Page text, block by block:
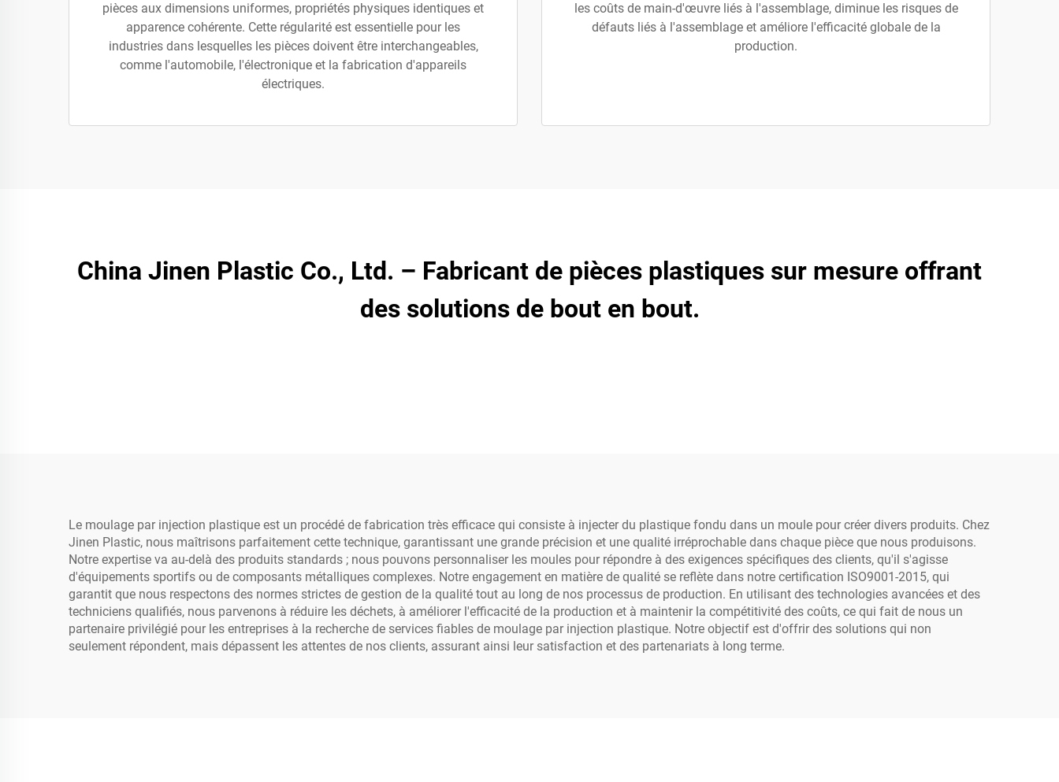
pièces aux dimensions uniformes, propriétés physiques identiques et
apparence cohérente. Cette régularité est essentielle pour les
industries dans lesquelles les pièces doivent être interchangeables,
comme l'automobile, l'électronique et la fabrication d'appareils
électriques.
les coûts de main-d'œuvre liés à l'assemblage, diminue les risques de
défauts liés à l'assemblage et améliore l'efficacité globale de la
production.
China Jinen Plastic Co., Ltd. – Fabricant de pièces plastiques sur mesure offrant
des solutions de bout en bout.
Le moulage par injection plastique est un procédé de fabrication très efficace qui consiste à injecter du plastique fondu dans un moule pour créer divers produits. Chez
Jinen Plastic, nous maîtrisons parfaitement cette technique, garantissant une grande précision et une qualité irréprochable dans chaque pièce que nous produisons.
Notre expertise va au-delà des produits standards ; nous pouvons personnaliser les moules pour répondre à des exigences spécifiques des clients, qu'il s'agisse
d'équipements sportifs ou de composants métalliques complexes. Notre engagement en matière de qualité se reflète dans notre certification ISO9001-2015, qui
garantit que nous respectons des normes strictes de gestion de la qualité tout au long de nos processus de production. En utilisant des technologies avancées et des
techniciens qualifiés, nous parvenons à réduire les déchets, à améliorer l'efficacité de la production et à maintenir la compétitivité des coûts, ce qui fait de nous un
partenaire privilégié pour les entreprises à la recherche de services fiables de moulage par injection plastique. Notre objectif est d'offrir des solutions qui non
seulement répondent, mais dépassent les attentes de nos clients, assurant ainsi leur satisfaction et des partenariats à long terme.